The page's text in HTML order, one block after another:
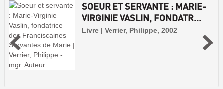
SOEUR ET SERVANTE : MARIE-
VIRGINIE VASLIN, FONDATR...
Livre | Verrier, Philippe, 2002